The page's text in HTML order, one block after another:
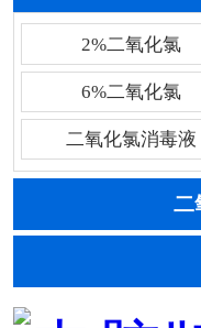
2%二氧化氯
6%二氧化氯
二氧化氯消毒液
二